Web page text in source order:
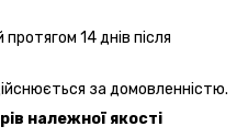
14 днів після
за домовленністю.
належної якості